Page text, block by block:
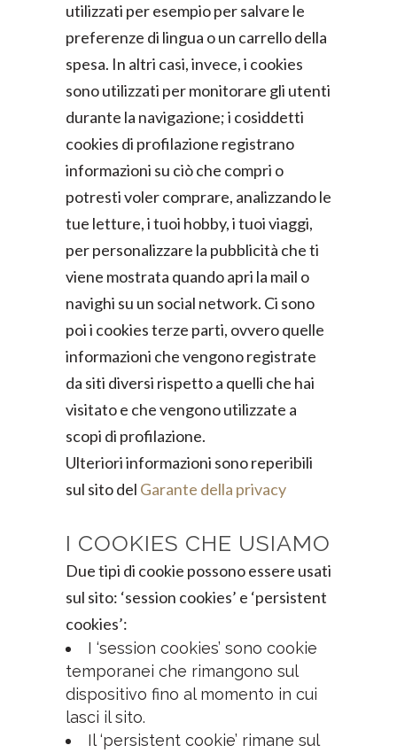
utilizzati per esempio per salvare le
preferenze di lingua o un carrello della
spesa. In altri casi, invece, i cookies
sono utilizzati per monitorare gli utenti
durante la navigazione; i cosiddetti
cookies di profilazione registrano
informazioni su ciò che compri o
potresti voler comprare, analizzando le
tue letture, i tuoi hobby, i tuoi viaggi,
per personalizzare la pubblicità che ti
viene mostrata quando apri la mail o
navighi su un social network. Ci sono
poi i cookies terze parti, ovvero quelle
informazioni che vengono registrate
da siti diversi rispetto a quelli che hai
visitato e che vengono utilizzate a
scopi di profilazione.
Ulteriori informazioni sono reperibili
sul sito del Garante della privacy
I COOKIES CHE USIAMO
Due tipi di cookie possono essere usati
sul sito: ‘session cookies’ e ‘persistent
cookies’:
I ‘session cookies’ sono cookie
temporanei che rimangono sul
dispositivo fino al momento in cui
lasci il sito.
Il ‘persistent cookie’ rimane sul